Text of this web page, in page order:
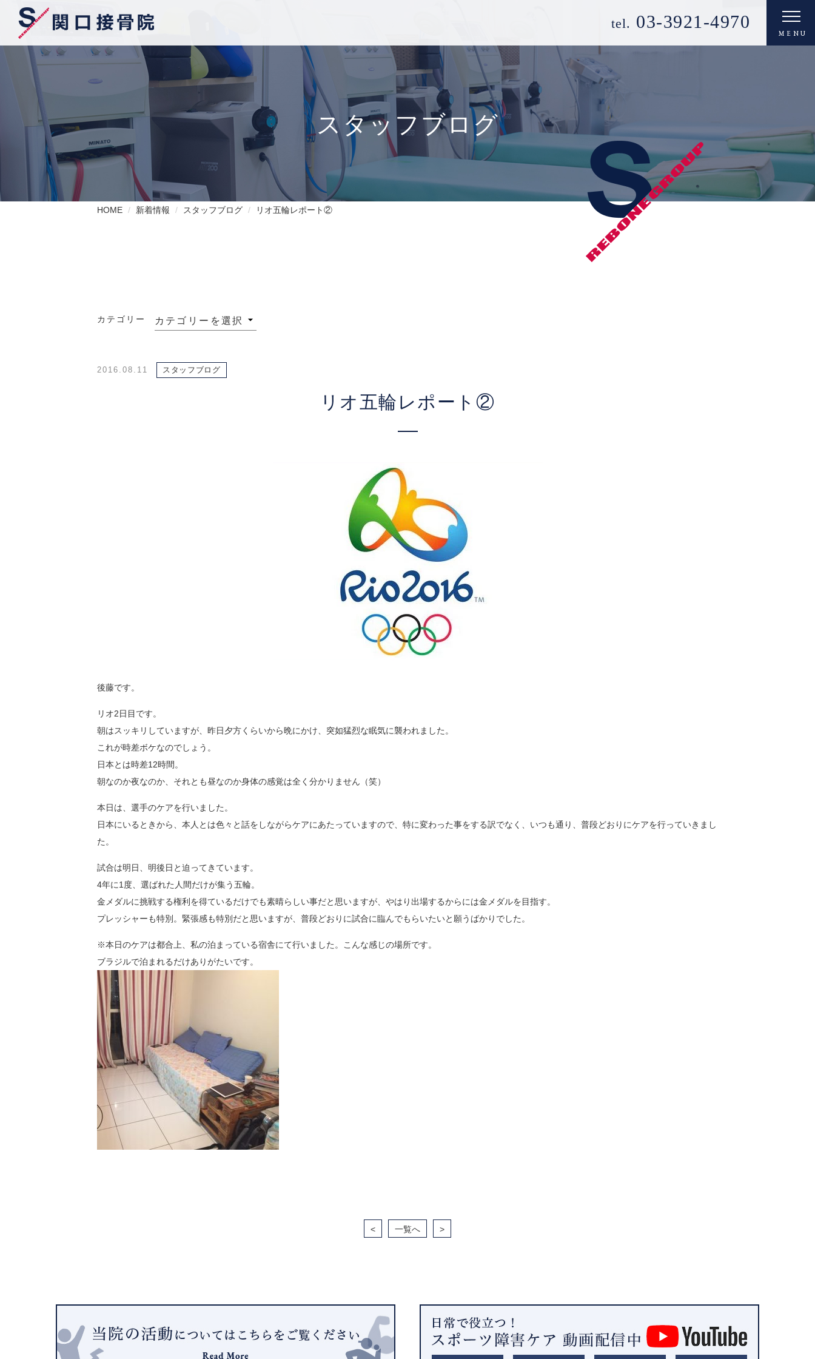
tel. 03-3921-4970
MENU
スタッフブログ
HOME 新着情報 スタッフブログ リオ五輪レポート②
カテゴリー
2016.08.11 スタッフブログ
リオ五輪レポート②
後藤です。
リオ2日目です。
朝はスッキリしていますが、昨日夕方くらいから晩にかけ、突如猛烈な眠気に襲われました。
これが時差ボケなのでしょう。
日本とは時差12時間。
朝なのか夜なのか、それとも昼なのか身体の感覚は全く分かりません（笑）
本日は、選手のケアを行いました。
日本にいるときから、本人とは色々と話をしながらケアにあたっていますので、特に変わった事をする訳でなく、いつも通り、普段どおりにケアを行っていきまし
た。
試合は明日、明後日と迫ってきています。
4年に1度、選ばれた人間だけが集う五輪。
金メダルに挑戦する権利を得ているだけでも素晴らしい事だと思いますが、やはり出場するからには金メダルを目指す。
プレッシャーも特別。緊張感も特別だと思いますが、普段どおりに試合に臨んでもらいたいと願うばかりでした。
※本日のケアは都合上、私の泊まっている宿舎にて行いました。こんな感じの場所です。
ブラジルで泊まれるだけありがたいです。
< 一覧へ >